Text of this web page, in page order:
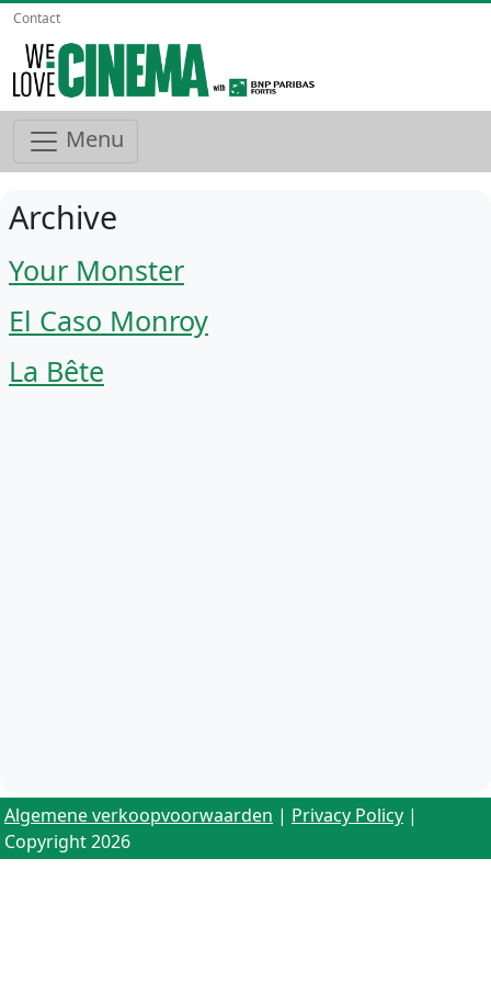
Contact
Menu
Archive
Your Monster
El Caso Monroy
La Bête
Algemene verkoopvoorwaarden | Privacy Policy |
Copyright 2026